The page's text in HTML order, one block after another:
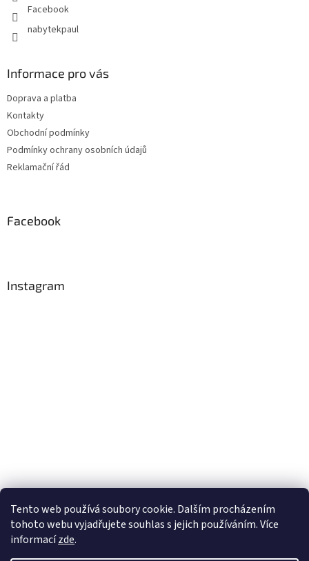
Tento web používá soubory cookie. Dalším procházením
tohoto webu vyjadřujete souhlas s jejich používáním. Více
informacízde.
Facebook
nabytekpaul
Informace pro vás
Doprava a platba
Kontakty
Obchodní podmínky
Podmínky ochrany osobních údajů
Reklamační řád
Facebook
Instagram
Sledovat na Instagramu